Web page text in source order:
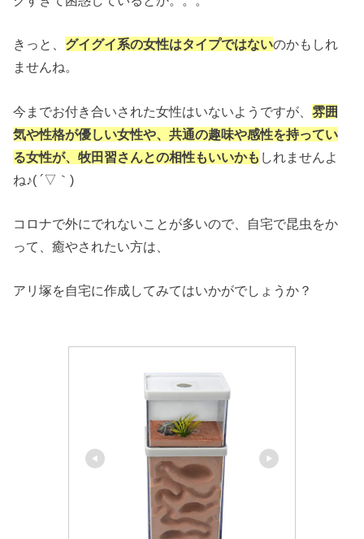
きっと、 グイグイ系の女性はタイプではないのかもしれ
ませんね。
今までお付き合いされた女性はいないようですが、雰囲
気や性格が優しい女性や、共通の趣味や感性を持ってい
る女性が、牧田習さんとの相性もいいかも しれませんよ
ね♪( ´▽｀)
コロナで外にでれないことが多いので、自宅で昆虫をか
って、癒やされたい方は、
アリ塚を自宅に作成してみてはいかがでしょうか？